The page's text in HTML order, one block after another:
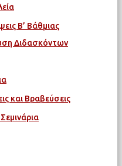
Β’ Βάθμιας
Διδασκόντων
και Βραβεύσεις